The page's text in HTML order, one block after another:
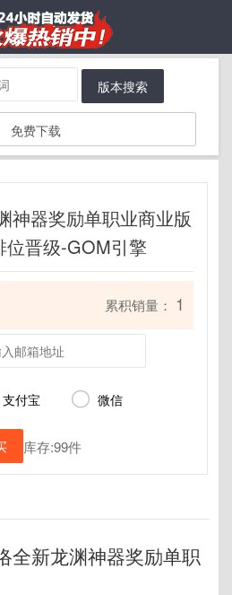
版本搜索
免费下载
神器奖励单职业商业版
晋级-GOM引擎
累积销量： 1
支付宝  微信
库存:99件
全新龙渊神器奖励单职